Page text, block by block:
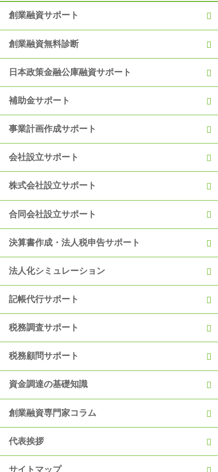
年金等）加入の義務化について
【融資実績】「過去の職歴を活かして満額の融資を獲得！」
2020.11.06
【融資実績】自己資金150万円で900万円の満額融資を獲得
融資獲得！」
2020.09.05
【融資実績】「事業の運転資金として日本政策金融公庫から300
創業融資サポート
創業融資無料診断
日本政策金融公庫融資サポート
補助金サポート
事業計画作成サポート
会社設立サポート
株式会社設立サポート
合同会社設立サポート
決算書作成・法人税申告サポート
法人化シミュレーション
記帳代行サポート
税務調査サポート
税務顧問サポート
資金調達の基礎知識
創業融資専門家コラム
代表挨拶
サイトマップ